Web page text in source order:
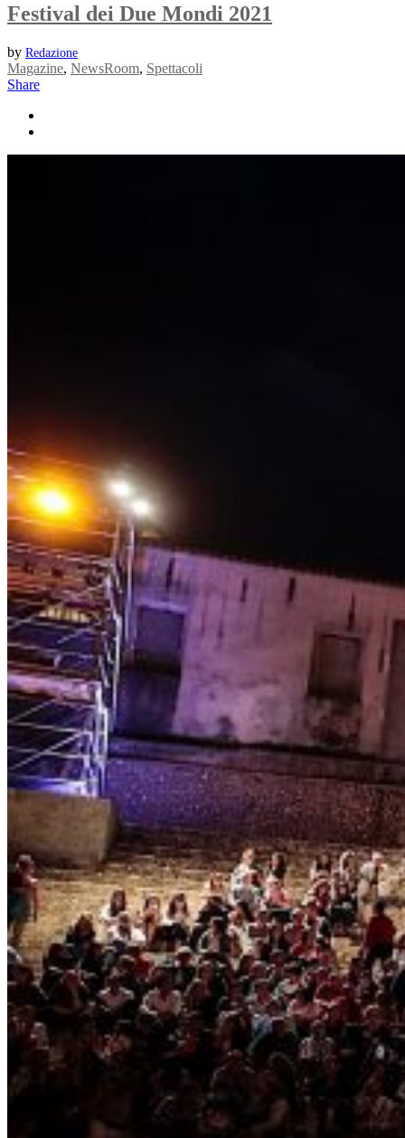
Festival dei Due Mondi 2021
by Redazione
Magazine, NewsRoom, Spettacoli
Share